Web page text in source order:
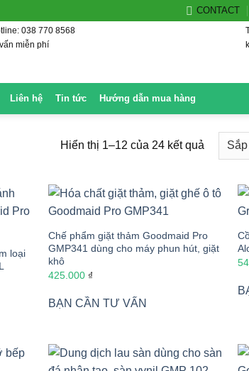
CONTACT
038 770 8568
miễn phí
Liên hệ Tin tức Hướng dẫn mua hàng
Hiển thị 1–12 của 24 kết quả
loại
Chế phẩm giặt thảm Goodmaid Pro
GMP341 dùng cho máy phun hút, giặt
khô
425.000 ₫
BẠN CẦN TƯ VẤN